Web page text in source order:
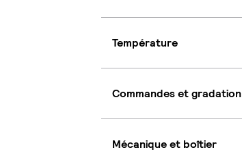
Température
Commandes et gradation
Mécanique et boîtier